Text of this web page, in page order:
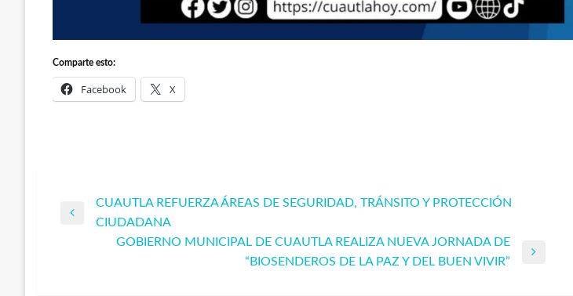
Comparte esto:
Facebook X
Navegación
Entrada
CUAUTLA REFUERZA ÁREAS DE SEGURIDAD, TRÁNSITO Y PROTECCIÓN
CIUDADANA
GOBIERNO MUNICIPAL DE CUAUTLA REALIZA NUEVA JORNADA DE
“BIOSENDEROS DE LA PAZ Y DEL BUEN VIVIR”